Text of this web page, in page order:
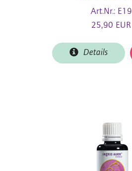
Art.Nr.: E19
25,90 EUR
Details